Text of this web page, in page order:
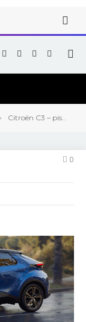
Facebook
X
(Twitter)
Instagram
YouTube
Citroën C3 – pisut alla nelja meetri hea tuju autot!
0